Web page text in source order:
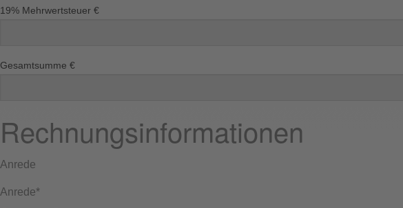
19% Mehrwertsteuer €
Gesamtsumme €
Rechnungsinformationen
Anrede
Anrede*